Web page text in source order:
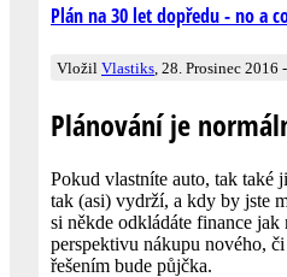
Plán na 30 let dopředu - no a
Vložil Vlastiks , 28. Prosinec 2016
Plánování je
Pokud vlastníte auto, tak také
tak (asi) vydrží, a kdy by jste
si někde odkládáte finance jak
perspektivu nákupu nového,
řešením bude půjčka.